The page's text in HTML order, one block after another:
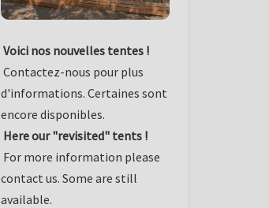
Voici nos nouvelles tentes !
Contactez-nous pour plus
d'informations. Certaines sont
encore disponibles.
Here our "revisited" tents !
For more information please
contact us. Some are still
available.